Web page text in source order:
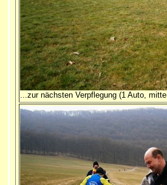
...zur nächsten Verpflegung (1 Auto,